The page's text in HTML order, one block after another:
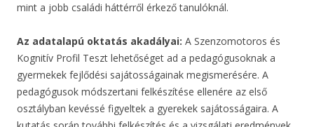
mint a jobb családi háttérről érkező tanulóknál.
Az adatalapú oktatás akadályai: A Szenzomotoros és
Kognitív Profil Teszt lehetőséget ad a pedagógusoknak a
gyermekek fejlődési sajátosságainak megismerésére. A
pedagógusok módszertani felkészítése ellenére az első
osztályban kevéssé figyeltek a gyerekek sajátosságaira. A